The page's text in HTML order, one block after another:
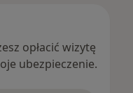
opłacić wizytę
ubezpieczenie.